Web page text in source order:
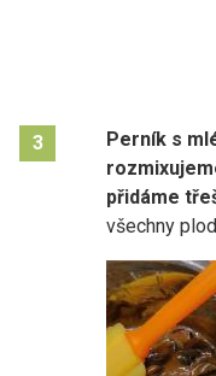
3
Perník s
přidáme
všechny